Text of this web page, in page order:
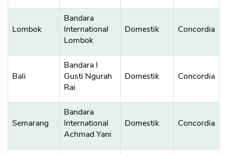
Lombok
Bandara
International
Lombok
Domestik Concordia
Bali
Bandara I
Gusti Ngurah
Rai
Domestik Concordia
Semarang
Bandara
International
Achmad Yani
Domestik Concordia